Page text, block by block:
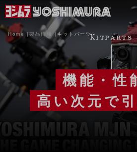
Home 製品情報 キットパーツKitparts
機能・性
高い次元で